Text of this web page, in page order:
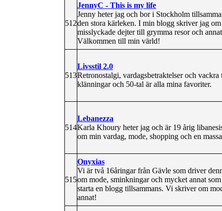
512
JennyC - This is my life
Jenny heter jag och bor i Stockholm
den stora kärleken. I min blogg skriver jag
misslyckade dejter till grymma resor och
Välkommen till min värld!
513
Livsstil 2.0
Retronostalgi, vardagsbetraktelser och
klänningar och 50-tal är alla mina favoriter.
514
Lebanezza
Karla Khoury heter jag och är 19 årig
om min vardag, mode, shopping och en
515
Onyxias
Vi är två 16åringar från Gävle som driver
om mode, sminkningar och mycket annat
starta en blogg tillsammans. Vi skriver om
annat!